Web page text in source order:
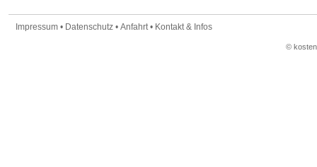
Impressum • Datenschutz • Anfahrt• Kontakt & Infos
©